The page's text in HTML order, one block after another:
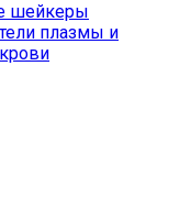
шейкеры
плазмы и